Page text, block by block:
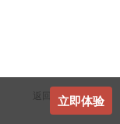
返回顶部立即体验